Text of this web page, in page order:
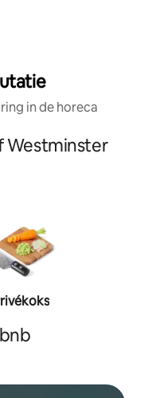
in de horeca
Westminster